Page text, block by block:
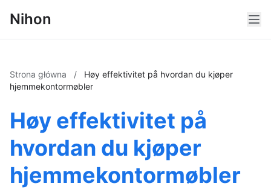
Nihon
Strona główna /
Høy effektivitet på hvordan du kjøper
hjemmekontormøbler
Høy effektivitet på
hvordan du kjøper
hjemmekontormøbler